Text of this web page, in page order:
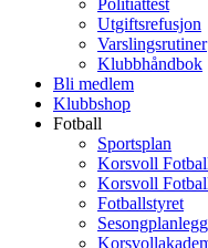
Politiattest
Utgiftsrefusjon
Varslingsrutiner
Klubbhåndbok
Bli medlem
Klubbshop
Fotball
Sportsplan
Korsvoll
Korsvoll
Fotballstyret